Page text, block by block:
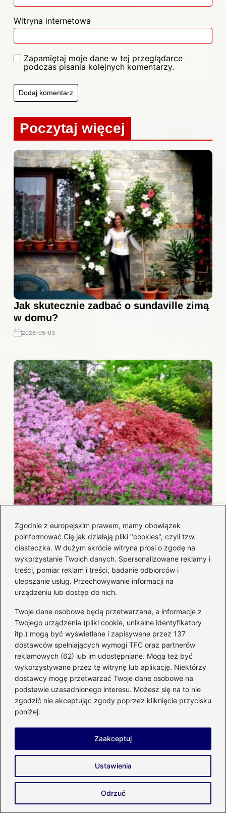
Zgodnie z europejskim prawem, mamy obowiązek
poinformować Cię jak działają pliki "cookies", czyli tzw.
ciasteczka. W dużym skrócie witryna prosi o zgodę na
wykorzystanie Twoich danych. Spersonalizowane reklamy i
treści, pomiar reklam i treści, badanie odbiorców i
ulepszanie usług. Przechowywanie informacji na
urządzeniu lub dostęp do nich.
Twoje dane osobowe będą przetwarzane, a informacje z
Twojego urządzenia (pliki cookie, unikalne identyfikatory
itp.) mogą być wyświetlane i zapisywane przez 137
dostawców spełniających wymogi TFC oraz partnerów
reklamowych (62) lub im udostępniane. Mogą też być
wykorzystywane przez tę witrynę lub aplikację. Niektórzy
dostawcy mogę przetwarzać Twoje dane osobowe na
podstawie uzasadnionego interesu. Możesz się na to nie
zgodzić nie akceptując zgody poprzez kliknięcie przycisku
poniżej.
Ustawienia
Odrzuć
Zaakceptuj
Witryna internetowa
Zapamiętaj moje dane w tej przeglądarce
podczas pisania kolejnych komentarzy.
Poczytaj więcej
Jak skutecznie zadbać o sundaville zimą
w domu?
2026-05-03
zarówno w domu, jak i ogrodzie
Jak stworzyć idealny grill gazowy w
domowym zaciszu?
2026-05-01